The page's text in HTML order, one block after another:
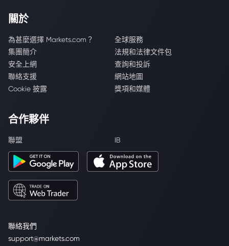
聯絡我們
support@markets.com
關於
為甚麼選擇 Markets.com？
全球服務
集團簡介
法規和法律文件包
安全上網
查詢和投訴
聯絡支援
網站地圖
Cookie 披露
獎項和媒體
合作夥伴
聯盟 IB